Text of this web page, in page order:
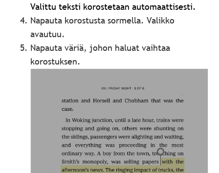
Valittu teksti korostetaan automaattisesti.
Napauta korostusta sormella. Valikko
avautuu.
Napauta väriä, johon haluat vaihtaa
korostuksen.